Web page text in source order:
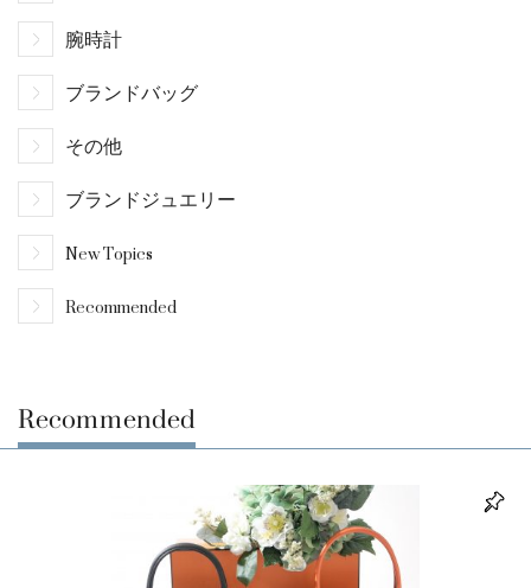
腕時計
ブランドバッグ
その他
ブランドジュエリー
New Topics
Recommended
Recommended